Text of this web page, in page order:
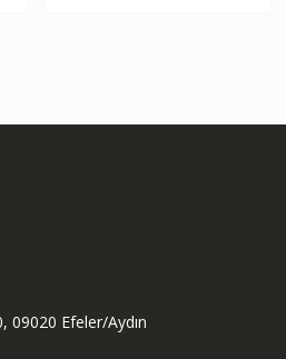
09020 Efeler/Aydın